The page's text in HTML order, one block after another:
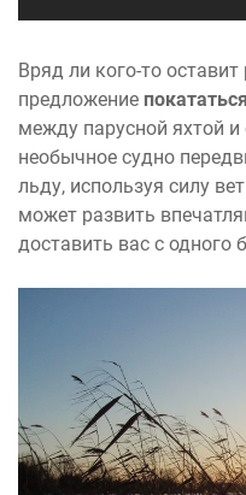
Вряд ли кого-то
предложение
между парусной яхтой
необычное судно
льду, используя силу
может развить
доставить вас с одного